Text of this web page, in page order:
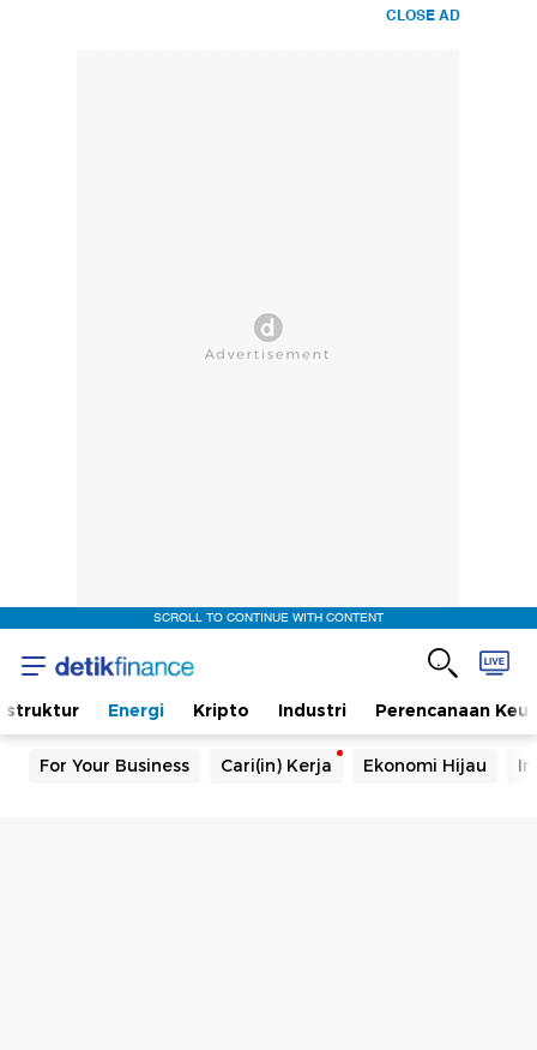
CLOSE AD
SCROLL TO CONTINUE WITH CONTENT
Energi Kripto Industri Perencanaan
For Your Business Cari(in) Kerja Ekonomi Hijau